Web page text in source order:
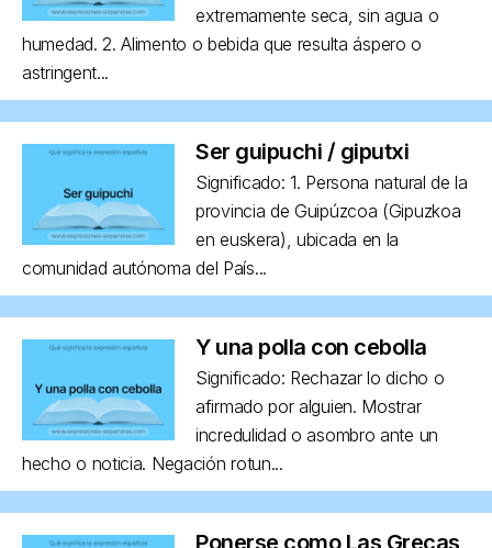
extremamente seca, sin agua o
humedad. 2. Alimento o bebida que resulta áspero o
astringent...
Ser guipuchi / giputxi
Significado: 1. Persona natural de la
provincia de Guipúzcoa (Gipuzkoa
en euskera), ubicada en la
comunidad autónoma del País...
Y una polla con cebolla
Significado: Rechazar lo dicho o
afirmado por alguien. Mostrar
incredulidad o asombro ante un
hecho o noticia. Negación rotun...
Ponerse como Las Grecas